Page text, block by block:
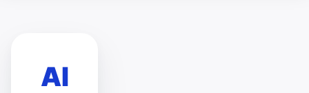
AI